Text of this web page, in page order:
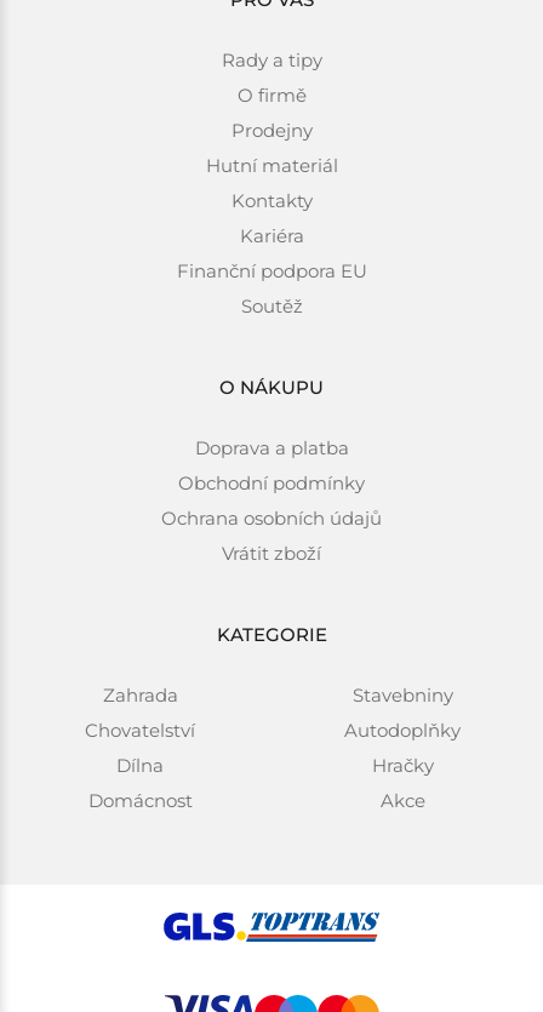
Rady a tipy
O firmě
Prodejny
Hutní materiál
Kontakty
Kariéra
Finanční podpora EU
Soutěž
O NÁKUPU
Doprava a platba
Obchodní podmínky
Ochrana osobních údajů
Vrátit zboží
KATEGORIE
Zahrada
Chovatelství
Dílna
Domácnost
Stavebniny
Autodoplňky
Hračky
Akce